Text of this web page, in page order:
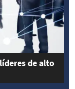
de alto